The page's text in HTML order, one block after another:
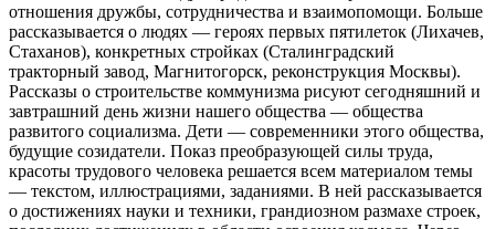
отношения дружбы, сотрудничества и взаимопомощи. Больше
рассказывается о людях — героях первых пятилеток (Лихачев,
Стаханов), конкретных стройках (Сталинградский
тракторный завод, Магнитогорск, реконструкция Москвы).
Рассказы о строительстве коммунизма рисуют сегодняшний и
завтрашний день жизни нашего общества — общества
развитого социализма. Дети — современники этого общества,
будущие созидатели. Показ преобразующей силы труда,
красоты трудового человека решается всем материалом темы
— текстом, иллюстрациями, заданиями. В ней рассказывается
о достижениях науки и техники, грандиозном размахе строек,